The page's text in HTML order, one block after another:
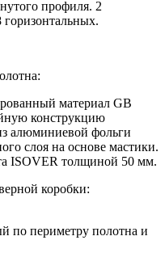
профиля. 2
горизонтальных.
материал GB
конструкцию
алюминиевой фольги
слоя на основе мастики.
ISOVER толщиной 50 мм.
коробки:
по периметру полотна и